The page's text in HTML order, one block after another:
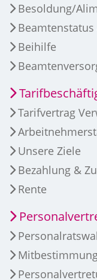
Besoldung/
Beihilfe
Tarifvertrag
Unsere Ziele
Bezahlung &
Rente